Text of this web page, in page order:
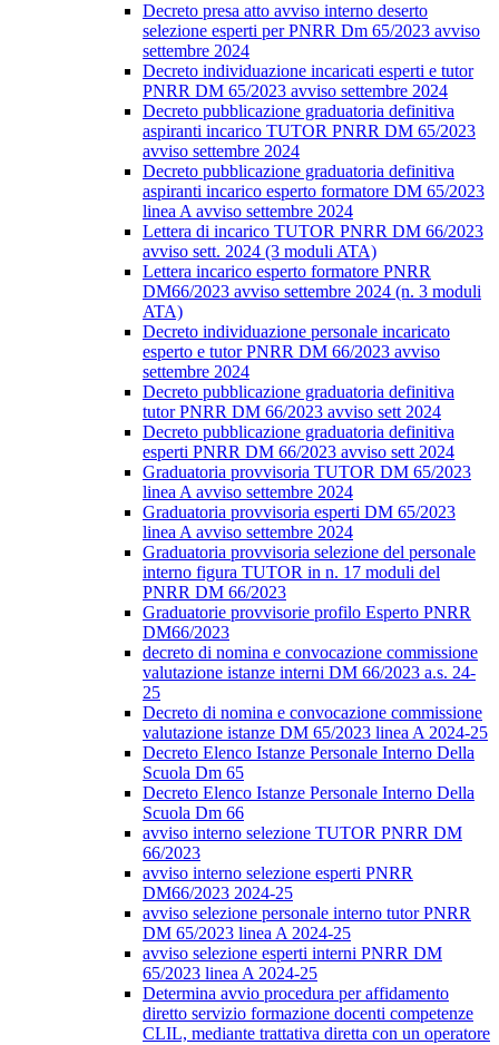
Decreto presa atto avviso interno deserto
selezione esperti per PNRR Dm 65/2023 avviso
settembre 2024
Decreto individuazione incaricati esperti e tutor
PNRR DM 65/2023 avviso settembre 2024
Decreto pubblicazione graduatoria definitiva
aspiranti incarico TUTOR PNRR DM 65/2023
avviso settembre 2024
Decreto pubblicazione graduatoria definitiva
aspiranti incarico esperto formatore DM 65/2023
linea A avviso settembre 2024
Lettera di incarico TUTOR PNRR DM 66/2023
avviso sett. 2024 (3 moduli ATA)
Lettera incarico esperto formatore PNRR
DM66/2023 avviso settembre 2024 (n. 3 moduli
ATA)
Decreto individuazione personale incaricato
esperto e tutor PNRR DM 66/2023 avviso
settembre 2024
Decreto pubblicazione graduatoria definitiva
tutor PNRR DM 66/2023 avviso sett 2024
Decreto pubblicazione graduatoria definitiva
esperti PNRR DM 66/2023 avviso sett 2024
Graduatoria provvisoria TUTOR DM 65/2023
linea A avviso settembre 2024
Graduatoria provvisoria esperti DM 65/2023
linea A avviso settembre 2024
Graduatoria provvisoria selezione del personale
interno figura TUTOR in n. 17 moduli del
PNRR DM 66/2023
Graduatorie provvisorie profilo Esperto PNRR
DM66/2023
decreto di nomina e convocazione commissione
valutazione istanze interni DM 66/2023 a.s. 24-
25
Decreto di nomina e convocazione commissione
valutazione istanze DM 65/2023 linea A 2024-25
Decreto Elenco Istanze Personale Interno Della
Scuola Dm 65
Decreto Elenco Istanze Personale Interno Della
Scuola Dm 66
avviso interno selezione TUTOR PNRR DM
66/2023
avviso interno selezione esperti PNRR
DM66/2023 2024-25
avviso selezione personale interno tutor PNRR
DM 65/2023 linea A 2024-25
avviso selezione esperti interni PNRR DM
65/2023 linea A 2024-25
Determina avvio procedura per affidamento
diretto servizio formazione docenti competenze
CLIL, mediante trattativa diretta con un operatore